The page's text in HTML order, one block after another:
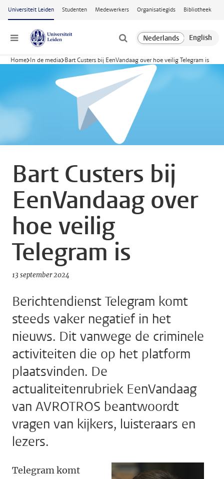
Ga naar hoofdinhoud
Universiteit Leiden Studenten Medewerkers Organisatiegids Bibliotheek
Menu
Home In de media Bart Custers bij EenVandaag over hoe veilig Telegram is
Bart Custers bij
EenVandaag over
hoe veilig
Telegram is
13 september 2024
Berichtendienst Telegram komt
steeds vaker negatief in het
nieuws. Dit vanwege de criminele
activiteiten die op het platform
plaatsvinden. De
actualiteitenrubriek EenVandaag
van AVROTROS beantwoordt
vragen van kijkers, luisteraars en
lezers.
Telegram komt